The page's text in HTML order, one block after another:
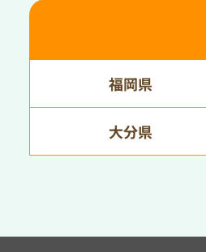
福岡県
大分県